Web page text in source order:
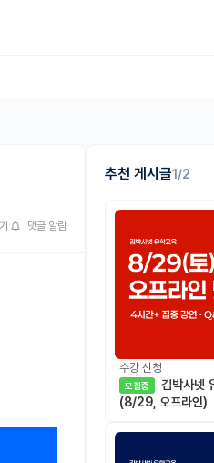
추천 게시글1/2
수강 신청
모집중
(8/29, 오프라인)
댓글 알람